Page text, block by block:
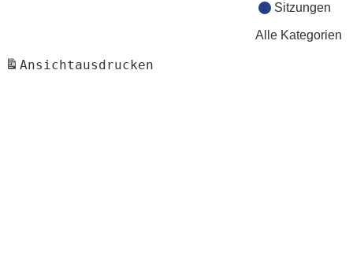
Sitzungen
Alle Kategorien
Ansichtausdrucken